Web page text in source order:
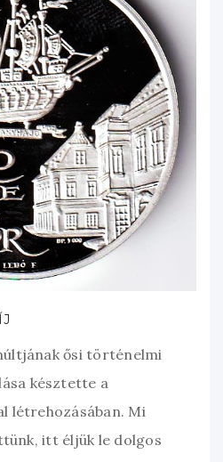
ősi történelmi
késztette a
létrehozásában. Mi
itt éljük le dolgos